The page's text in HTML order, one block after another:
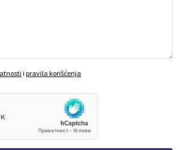
i pravila korišćenja